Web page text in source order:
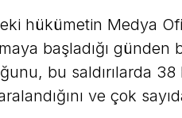
hükümetin Medya
başladığı
bu saldırılarda 38
ve çok